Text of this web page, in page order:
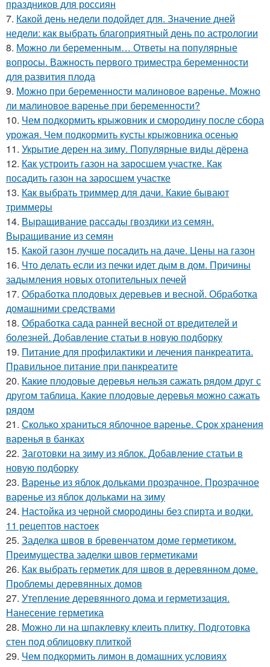
праздников для россиян
7. Какой день недели подойдет для. Значение дней
недели: как выбрать благоприятный день по астрологии
8. Можно ли беременным… Ответы на популярные
вопросы. Важность первого триместра беременности
для развития плода
9. Можно при беременности малиновое варенье. Можно
ли малиновое варенье при беременности?
10. Чем подкормить крыжовник и смородину после сбора
урожая. Чем подкормить кусты крыжовника осенью
11. Укрытие дерен на зиму. Популярные виды дёрена
12. Как устроить газон на заросшем участке. Как
посадить газон на заросшем участке
13. Как выбрать триммер для дачи. Какие бывают
триммеры
14. Выращивание рассады гвоздики из семян.
Выращивание из семян
15. Какой газон лучше посадить на даче. Цены на газон
16. Что делать если из печки идет дым в дом. Причины
задымления новых отопительных печей
17. Обработка плодовых деревьев и весной. Обработка
домашними средствами
18. Обработка сада ранней весной от вредителей и
болезней. Добавление статьи в новую подборку
19. Питание для профилактики и лечения панкреатита.
Правильное питание при панкреатите
20. Какие плодовые деревья нельзя сажать рядом друг с
другом таблица. Какие плодовые деревья можно сажать
рядом
21. Сколько храниться яблочное варенье. Срок хранения
варенья в банках
22. Заготовки на зиму из яблок. Добавление статьи в
новую подборку
23. Варенье из яблок дольками прозрачное. Прозрачное
варенье из яблок дольками на зиму
24. Настойка из черной смородины без спирта и водки.
11 рецептов настоек
25. Заделка швов в бревенчатом доме герметиком.
Преимущества заделки швов герметиками
26. Как выбрать герметик для швов в деревянном доме.
Проблемы деревянных домов
27. Утепление деревянного дома и герметизация.
Нанесение герметика
28. Можно ли на шпаклевку клеить плитку. Подготовка
стен под облицовку плиткой
29. Чем подкормить лимон в домашних условиях